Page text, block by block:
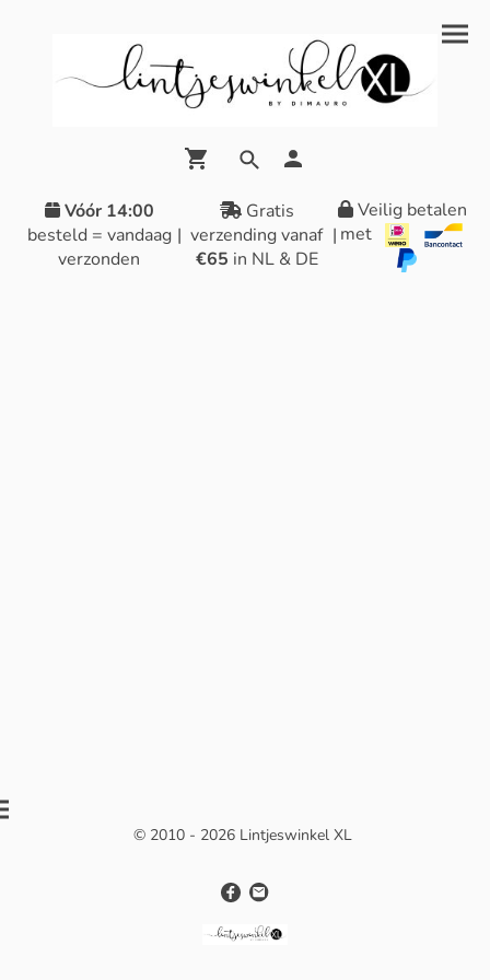
Vóór 14:00
besteld = vandaag
verzonden
|
Gratis
verzending vanaf
€65 in NL & DE
|
Veilig betalen
met
© 2010 - 2026 Lintjeswinkel XL